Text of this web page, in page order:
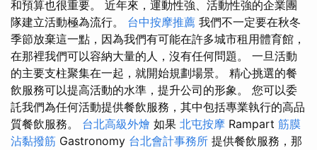
和預算也很重要。 近年來，運動性強、活動性強的企業團
隊建立活動極為流行。 台中按摩推薦 我們不一定要在秋冬
季節放棄這一點，因為我們有可能在許多城市租用體育館，
在那裡我們可以容納大量的人，沒有任何問題。 一旦活動
的主要支柱聚集在一起，就開始規劃場景。 精心挑選的餐
飲服務可以提高活動的水準，提升公司的形象。 您可以委
託我們為任何活動提供餐飲服務，其中包括專業執行的高品
質餐飲服務。 台北高級外燴 如果 北屯按摩 Rampart 筋膜
沾黏撥筋 Gastronomy 台北會計事務所 提供餐飲服務，那